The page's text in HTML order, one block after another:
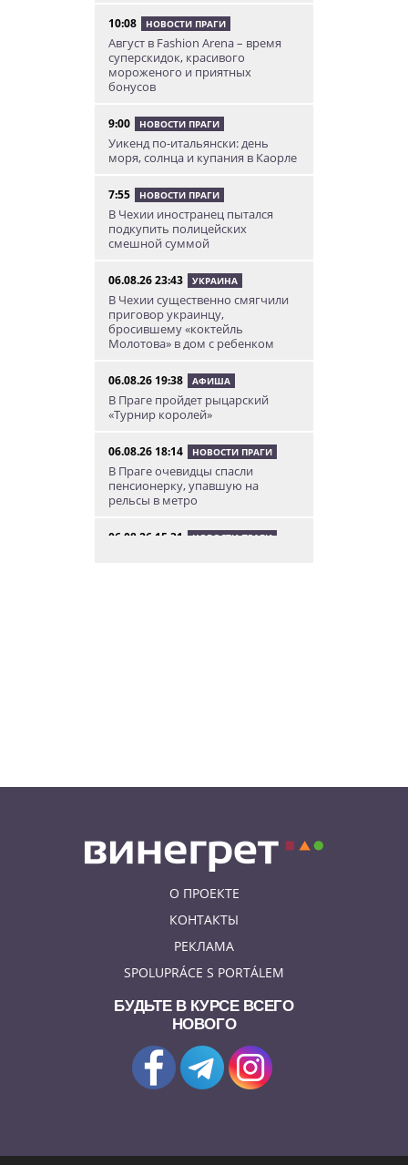
10:08 НОВОСТИ ПРАГИ
Август в Fashion Arena – время
суперскидок, красивого
мороженого и приятных
бонусов
9:00 НОВОСТИ ПРАГИ
Уикенд по-итальянски: день
моря, солнца и купания в Каорле
7:55 НОВОСТИ ПРАГИ
В Чехии иностранец пытался
подкупить полицейских
смешной суммой
06.08.26 23:43 УКРАИНА
В Чехии существенно смягчили
приговор украинцу,
бросившему «коктейль
Молотова» в дом с ребенком
06.08.26 19:38 АФИША
В Праге пройдет рыцарский
«Турнир королей»
06.08.26 18:14 НОВОСТИ ПРАГИ
В Праге очевидцы спасли
пенсионерку, упавшую на
рельсы в метро
06.08.26 15:31 НОВОСТИ ПРАГИ
О ПРОЕКТЕ
КОНТАКТЫ
РЕКЛАМА
SPOLUPRÁCE S PORTÁLEM
БУДЬТЕ В КУРСЕ ВСЕГО
НОВОГО